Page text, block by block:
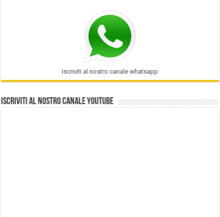
Iscriviti al nostro canale whatsapp
Iscriviti al nostro Canale Youtube